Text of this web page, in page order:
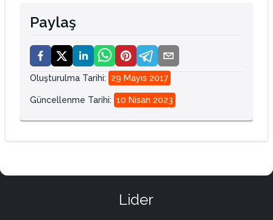
Paylaş
Oluşturulma Tarihi: 29 Mayıs 2017
Güncellenme Tarihi: 10 Nisan 2023
Lider